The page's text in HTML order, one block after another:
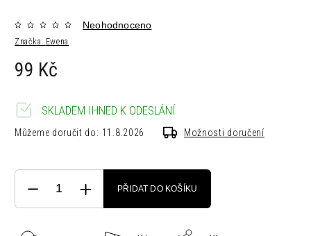
Značka: Ewena
Neohodnoceno
99 Kč
SKLADEM IHNED K ODESLÁNÍ
Můžeme doručit do: 11.8.2026 Možnosti doručení
PŘIDAT DO KOŠÍKU